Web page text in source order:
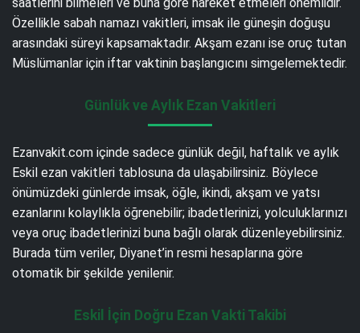
Özellikle sabah namazı vakitleri, imsak ile güneşin doğuşu
arasındaki süreyi kapsamaktadır. Akşam ezanı ise oruç tutan
Müslümanlar için iftar vaktinin başlangıcını simgelemektedir.
Günlük ve Aylık Ezan Vakitleri
Ezanvakit.com içinde sadece günlük değil, haftalık ve aylık
Eskil ezan vakitleri tablosuna da ulaşabilirsiniz. Böylece
önümüzdeki günlerde imsak, öğle, ikindi, akşam ve yatsı
ezanlarını kolaylıkla öğrenebilir; ibadetlerinizi, yolculuklarınızı
veya oruç ibadetlerinizi buna bağlı olarak düzenleyebilirsiniz.
Burada tüm veriler, Diyanet’in resmi hesaplarına göre
otomatik bir şekilde yenilenir.
Eskil İçin Doğru Ezan Vakti Takibi